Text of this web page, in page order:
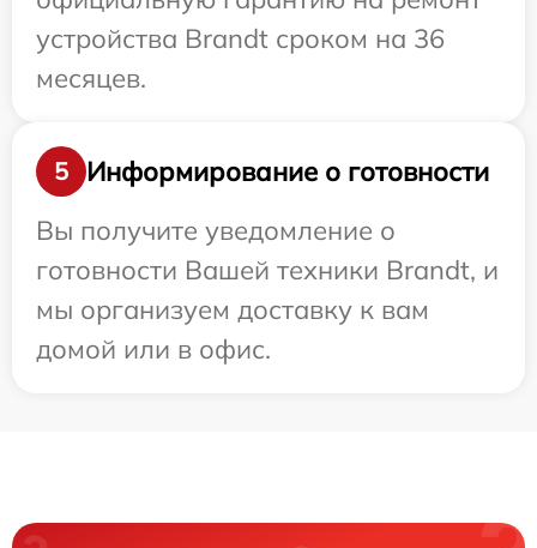
устройства Brandt сроком на 36
месяцев.
5
Информирование о готовности
Вы получите уведомление о
готовности Вашей техники Brandt, и
мы организуем доставку к вам
домой или в офис.